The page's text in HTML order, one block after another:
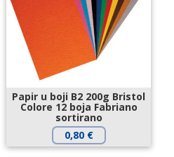
Papir u boji B2 200g Bristol
Colore 12 boja Fabriano
sortirano
0,80 €